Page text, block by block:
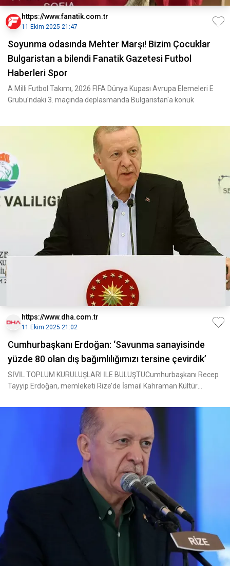
https://www.fanatik.com.tr
11 Ekim 2025 21:47
Soyunma odasında Mehter Marşı! Bizim Çocuklar
Bulgaristan a bilendi Fanatik Gazetesi Futbol
Haberleri Spor
A Milli Futbol Takımı, 2026 FIFA Dünya Kupası Avrupa Elemeleri E
Grubu'ndaki 3. maçında deplasmanda Bulgaristan'a konuk
https://www.dha.com.tr
11 Ekim 2025 21:02
Cumhurbaşkanı Erdoğan: ‘Savunma sanayisinde
yüzde 80 olan dış bağımlılığımızı tersine çevirdik’
SİVİL TOPLUM KURULUŞLARI İLE BULUŞTUCumhurbaşkanı Recep
Tayyip Erdoğan, memleketi Rize’de İsmail Kahraman Kültür